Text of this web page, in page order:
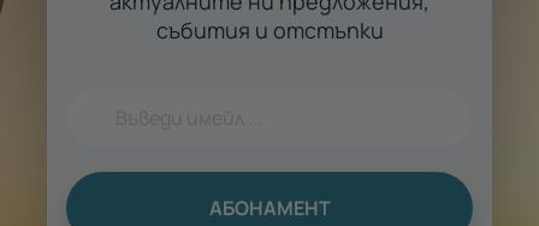
събития и отстъпки
АБОНАМЕНТ